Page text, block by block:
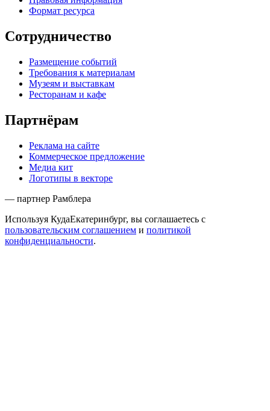
Формат ресурса
Сотрудничество
Размещение событий
Требования к материалам
Музеям и выставкам
Ресторанам и кафе
Партнёрам
Реклама на сайте
Коммерческое предложение
Медиа кит
Логотипы в векторе
— партнер Рамблера
Используя КудаЕкатеринбург, вы соглашаетесь с
пользовательским соглашением и политикой
конфиденциальности.